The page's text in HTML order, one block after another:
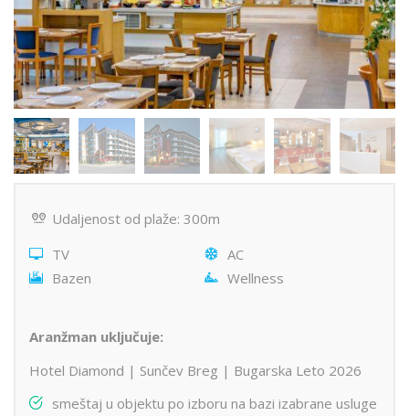
Udaljenost od plaže: 300m
TV
AC
Bazen
Wellness
Aranžman uključuje:
Hotel Diamond | Sunčev Breg | Bugarska Leto 2026
smeštaj u objektu po izboru na bazi izabrane usluge